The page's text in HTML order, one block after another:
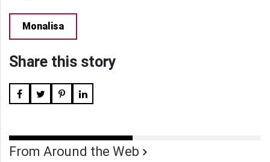
Monalisa
Share this story
From Around the Web